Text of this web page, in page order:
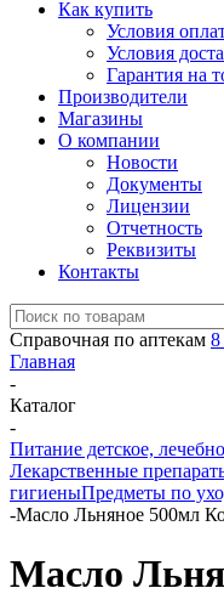
Как купить
Условия
Условия
Гарантия на
Производители
Магазины
О компании
Новости
Документы
Лицензии
Отчетность
Реквизиты
Контакты
Справочная по аптекам 8
Главная
-
Каталог
-
Питание детское,
Лекарственные
гигиеныПредметы по
-Масло Льняное 500мл
Масло